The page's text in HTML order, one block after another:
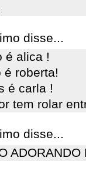
disse...
é alica !
é roberta!
é carla !
tem rolar
disse...